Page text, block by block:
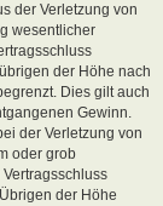
der Verletzung von
wesentlicher
der Höhe nach
Dies gilt auch
Gewinn.
der Verletzung von
oder grob
der Höhe